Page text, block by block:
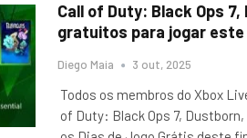
Call of Duty: Black Ops
gratuitos para jogar
Diego Maia 3 out, 2025
Todos os membros do Xbox
of Duty: Black Ops 7,